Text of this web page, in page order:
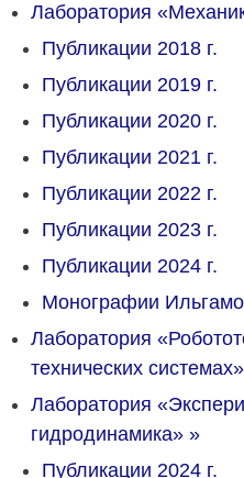
Лаборатория
Публикации 2018 г.
Публикации 2019 г.
Публикации 2020 г.
Публикации 2021 г.
Публикации 2022 г.
Публикации 2023 г.
Публикации 2024 г.
Монографии
Лаборатория
технических системах»
Лаборатория
гидродинамика» »
Публикации 2024 г.